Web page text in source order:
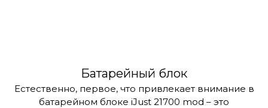
Батарейный блок
Естественно, первое, что привлекает внимание в
батарейном блоке iJust 21700 mod – это